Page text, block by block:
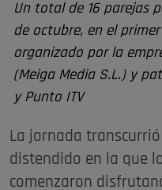
Un total de 16 parejas
de octubre, en el
organizado por la
(Meiga Media S.L.) y
y Punto ITV
La jornada
distendido en la que
comenzaron